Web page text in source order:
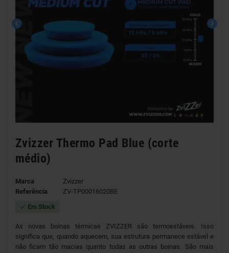
chevron_left chevron_right
Zvizzer Thermo Pad Blue (corte
médio)
Marca
Zvizzer
Referência
ZV-TP00016020BE
check Em Stock
As novas boinas térmicas ZVIZZER são termoestáveis. Isso
significa que, quando aquecem, sua estrutura permanece estável e
não ficam tão macias quanto todas as outras boinas. São mais